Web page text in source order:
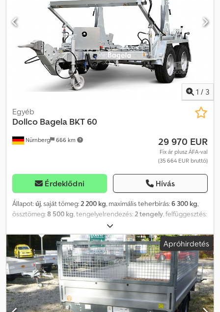
1 / 3
Nürnberg 666 km
Egyéb
Dollco Bagela BKT 60
29 970 EUR
Fix ár plusz ÁFA-val
(35 664 EUR bruttó)
Érdeklődni Hívás
Állapot:új, saját tömeg: 2 200 kg, maximális teherbírás:6 300 kg,
össztömeg:8 500 kg , tengelyelrendezés: 2 tengely , felfüggesztés:
245 70 R17,5
vonófej, BKT 60 magasságban állítható vonórúddal Kábel szállító
pótkocsi tandem alvázzal tömegkiegyenlítéssel, DIN vonószemmel.
Rakodás hidraulikusan a vontató jármű hidraulikájával.
Alapfelszereltségként közlekedési piros színben festve,
tűzihorganyzás felár ellenében lehetséges. Hasznos rakodási
szélesség: 1720 mm, dob: 850 x 3000 mm EXTRÁK: 4,6 kW-os Hatz
dízelmotor: 5660 EUR Szikranyelő opcionális: 2250 EUR
Dobmeghajtás (motor nélkül): 5630 EUR Hidraulikus hátsó
Apróhirdetés